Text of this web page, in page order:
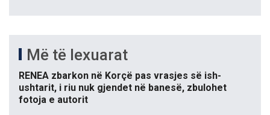
Më të lexuarat
RENEA zbarkon në Korçë pas vrasjes së ish-
ushtarit, i riu nuk gjendet në banesë, zbulohet
fotoja e autorit